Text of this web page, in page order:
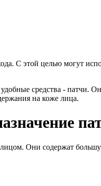
С этой целью могут
средства - патчи.
на коже лица.
лицом. Они содержат